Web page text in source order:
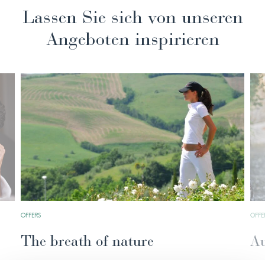
Lassen Sie sich von unseren
Angeboten inspirieren
OFFERS
The breath of nature